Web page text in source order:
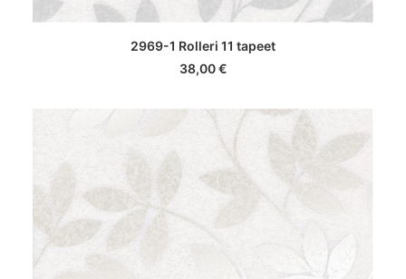
LISA KORVI
2969-1 Rolleri 11 tapeet
38,00€